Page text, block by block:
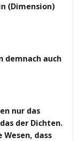
(Dimension)
demnach auch
nur das
der Dichten.
dass